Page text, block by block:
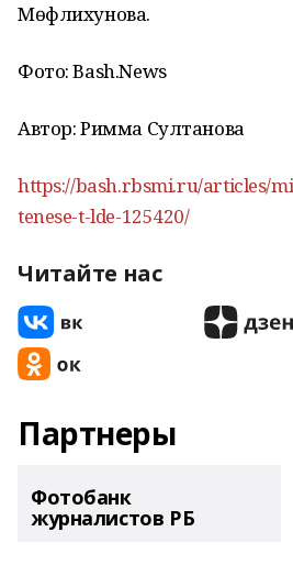
Мөфлихунова.
Фото: Ваsh.News
Автор: Римма Султанова
https://bash.rbsmi.ru/articles/
tenese-t-lde-125420/
Читайте нас
Партнеры
Фотобанк
журналистов РБ